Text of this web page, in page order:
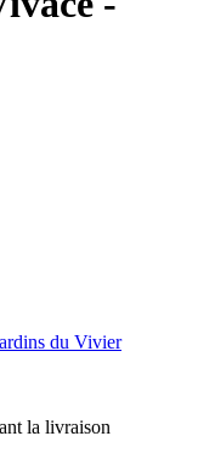
du Vivier
la livraison